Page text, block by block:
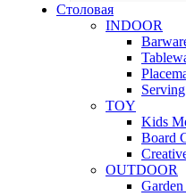
Столовая
INDOOR
Serving
TOY
Kids
Board
OUTDOOR